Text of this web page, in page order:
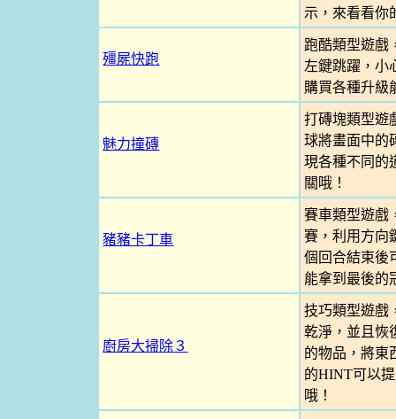
示，來看看你
殭屍快跑
跑酷類型遊戲
左鍵跳躍，小
購買各種升級
魅力撞磚
打磚塊類型遊
球將畫面中的
現各種不同的
關哦！
豬豬卡丁車
賽車類型遊戲
賽，利用方向
個回合結束後
能拿到最後的
廚房大掃除３
技巧類型遊戲
乾淨，並且恢
的物品，將東
的HINT可以
哦！